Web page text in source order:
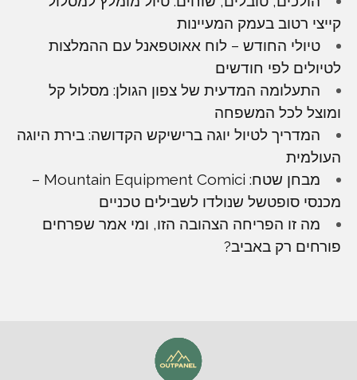
קייצי רטוב בעמק המעיינות
טיולי החודש – לוח אאוטפאנל עם ההמלצות
לטיולים לפי חודשים
התעלומה המדעית של צפון הגולן: מסלול קל
ומוצל לכל המשפחה
המדריך לטיול יוגה ברישיקש הקדושה: בירת היוגה
העולמית
מבחן שטח: Mountain Equipment Comici –
מכנסי סופטשל שנולדו לשבילים טכניים
מה זו הפריחה הצהובה הזו, ומי אמר שפרחים
פורחים רק באביב?